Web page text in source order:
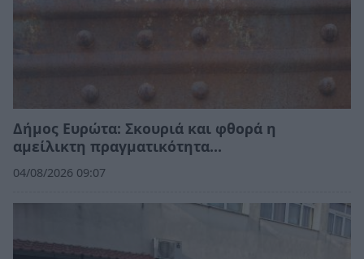
Δήμος Ευρώτα: Σκουριά και φθορά η
αμείλικτη πραγματικότητα…
04/08/2026 09:07